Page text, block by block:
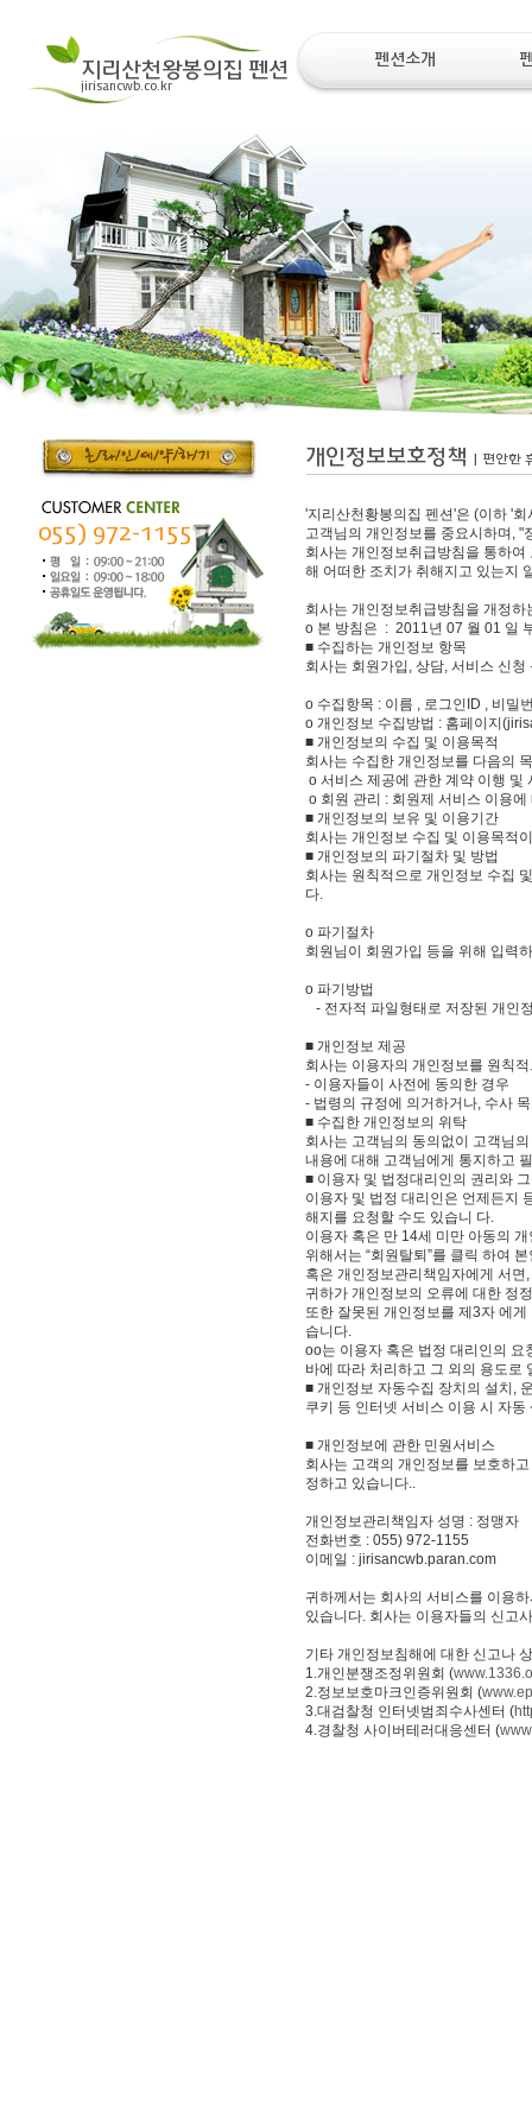
'지리산천황봉의집 펜션'은 (이하 '회
고객님의 개인정보를 중요시하며,
회사는 개인정보취급방침을 통하
해 어떠한 조치가 취해지고 있는지
회사는 개인정보취급방침을 개정
ο 본 방침은 : 2011년 07 월 01 일
■ 수집하는 개인정보 항목
회사는 회원가입, 상담, 서비스 신
ο 수집항목 : 이름 , 로그인ID , 비밀
ο 개인정보 수집방법 : 홈페이지
■ 개인정보의 수집 및 이용목적
회사는 수집한 개인정보를 다음의
ο 서비스 제공에 관한 계약 이행 및
ο 회원 관리 : 회원제 서비스 이용에
■ 개인정보의 보유 및 이용기간
회사는 개인정보 수집 및 이용목적
■ 개인정보의 파기절차 및 방법
회사는 원칙적으로 개인정보 수집
다.
ο 파기절차
회원님이 회원가입 등을 위해 입력
ο 파기방법
- 전자적 파일형태로 저장된 개인
■ 개인정보 제공
회사는 이용자의 개인정보를 원칙
- 이용자들이 사전에 동의한 경우
- 법령의 규정에 의거하거나, 수사
■ 수집한 개인정보의 위탁
회사는 고객님의 동의없이 고객님
내용에 대해 고객님에게 통지하고
■ 이용자 및 법정대리인의 권리와
이용자 및 법정 대리인은 언제든지
해지를 요청할 수도 있습니 다.
이용자 혹은 만 14세 미만 아동의
위해서는 “회원탈퇴”를 클릭 하여
혹은 개인정보관리책임자에게 서
귀하가 개인정보의 오류에 대한 정
또한 잘못된 개인정보를 제3자 에
습니다.
oo는 이용자 혹은 법정 대리인의 요
바에 따라 처리하고 그 외의 용도로
■ 개인정보 자동수집 장치의 설치,
쿠키 등 인터넷 서비스 이용 시 자
■ 개인정보에 관한 민원서비스
회사는 고객의 개인정보를 보호하
정하고 있습니다..
개인정보관리책임자 성명 : 정맹자
전화번호 : 055) 972-1155
이메일 : jirisancwb.paran.com
귀하께서는 회사의 서비스를 이용
있습니다. 회사는 이용자들의 신고
기타 개인정보침해에 대한 신고나
1.개인분쟁조정위원회 (
2.정보보호마크인증위원회 (
3.대검찰청 인터넷범죄수사센터 (
4.경찰청 사이버테러대응센터 (